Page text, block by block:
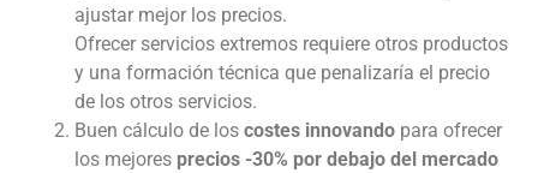
ajustar mejor los precios.
Ofrecer servicios extremos requiere otros productos
y una formación técnica que penalizaría el precio
de los otros servicios.
Buen cálculo de loscostes innovando para ofrecer
los mejores precios -30% por debajo del mercado